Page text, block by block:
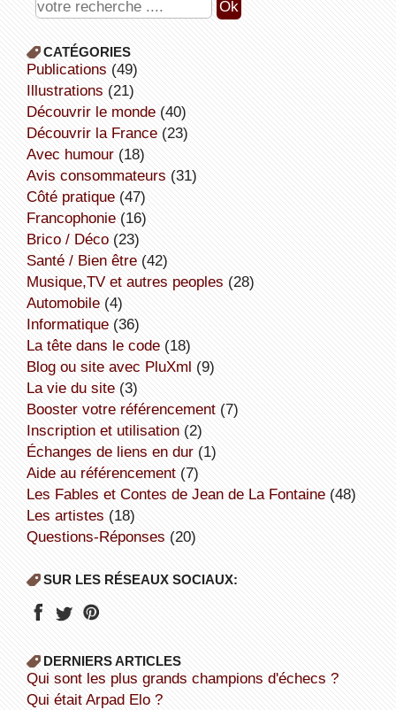
CATÉGORIES
publications (49)
illustrations (21)
découvrir le monde(40)
découvrir la France(23)
avec humour(18)
avis consommateurs (31)
côté pratique(47)
Francophonie(16)
Brico / Déco(23)
Santé / Bien être(42)
Musique,TV et autres peoples (28)
Automobile(4)
informatique(36)
la tête dans le code(18)
Blog ou site avec PluXml (9)
la vie du site(3)
booster votre référencement(7)
inscription et utilisation(2)
échanges de liens en dur(1)
aide au référencement(7)
Les Fables et Contes de Jean de La Fontaine(48)
Les artistes (18)
Questions-Réponses (20)
SUR LES RÉSEAUX SOCIAUX:
DERNIERS ARTICLES
Qui sont les plus grands champions d'échecs ?
Qui était Arpad Elo ?